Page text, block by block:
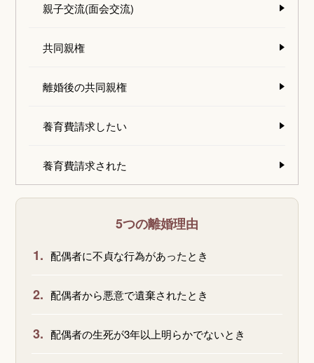
親子交流(面会交流)
共同親権
離婚後の共同親権
養育費請求したい
養育費請求された
5つの離婚理由
1. 配偶者に不貞な行為があったとき
2. 配偶者から悪意で遺棄されたとき
3. 配偶者の生死が3年以上明らかでないとき